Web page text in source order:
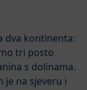
dva kontinenta:
tri posto
s dolinama.
je na sjeveru i